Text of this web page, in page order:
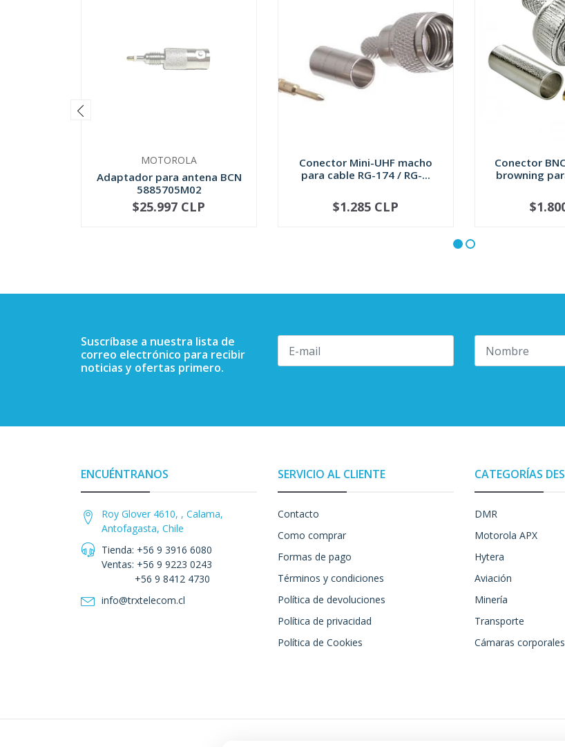
MOTOROLA
Adaptador para antena BCN
5885705M02
NO DISPONIBLE
$25.997 CLP
Conector Mini-UHF macho
para cable RG-174 / RG-...
+
$1.285 CLP
Conector
browning
Suscríbase a nuestra lista de
correo electrónico para recibir
noticias y ofertas primero.
ENCUÉNTRANOS
Roy Glover 4610, , Calama,
Antofagasta, Chile
Tienda: +56 9 3916 6080
Ventas: +56 9 9223 0243
+56 9 8412 4730
info@trxtelecom.cl
SERVICIO AL CLIENTE
Contacto
Como comprar
Formas de pago
Términos y condiciones
Política de devoluciones
Política de privacidad
Política de Cookies
CATEGORÍAS
DMR
Motorola APX
Hytera
Aviación
Minería
Transporte
Cámaras corporales